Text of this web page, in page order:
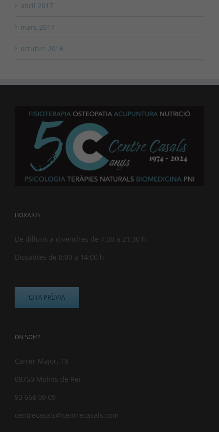
abril 2017
març 2017
octubre 2016
HORARIS
De dilluns a divendres de 7:30 a 21:30 h.
Dissabtes de 8:00 a 14:00 h.
CITA PRÈVIA
ON SOM?
Carrer Major, 19
08750 Molins de Rei
93 668 09 09
centrecasals@centrecasals.com